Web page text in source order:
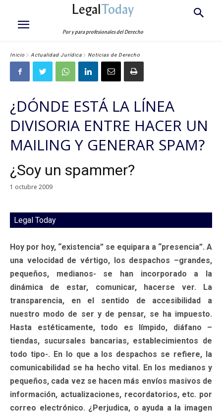
LegalToday
Por y para profesionales del Derecho
Inicio Actualidad Jurídica Noticias de Derecho
¿DÓNDE ESTÁ LA LÍNEA
DIVISORIA ENTRE HACER UN
MAILING Y GENERAR SPAM?
¿Soy un spammer?
1 octubre 2009
Legal Today
Hoy por hoy, “existencia” se equipara a “presencia”. A
una velocidad de vértigo, los despachos –grandes,
pequeños, medianos- se han incorporado a la
dinámica de estar, comunicar, hacerse ver. La
transparencia, en el sentido de accesibilidad a
nuestro modo de ser y de pensar, se ha impuesto.
Hasta estéticamente, todo es límpido, diáfano –
tiendas, sucursales bancarias, establecimientos de
todo tipo-. En lo que a los despachos se refiere, la
comunicabilidad se ha hecho vital. En los medianos y
pequeños, cada vez se hacen más envíos masivos de
información, actualizaciones, recordatorios, etc. por
correo electrónico. ¿Perjudica, o ayuda a la imagen